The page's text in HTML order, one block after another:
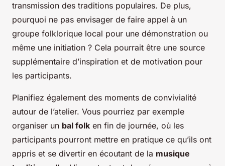
transmission des traditions populaires. De plus,
pourquoi ne pas envisager de faire appel à un
groupe folklorique local pour une démonstration ou
même une initiation ? Cela pourrait être une source
supplémentaire d’inspiration et de motivation pour
les participants.
Planifiez également des moments de convivialité
autour de l’atelier. Vous pourriez par exemple
organiser un bal folk en fin de journée, où les
participants pourront mettre en pratique ce qu’ils ont
appris et se divertir en écoutant de la musique